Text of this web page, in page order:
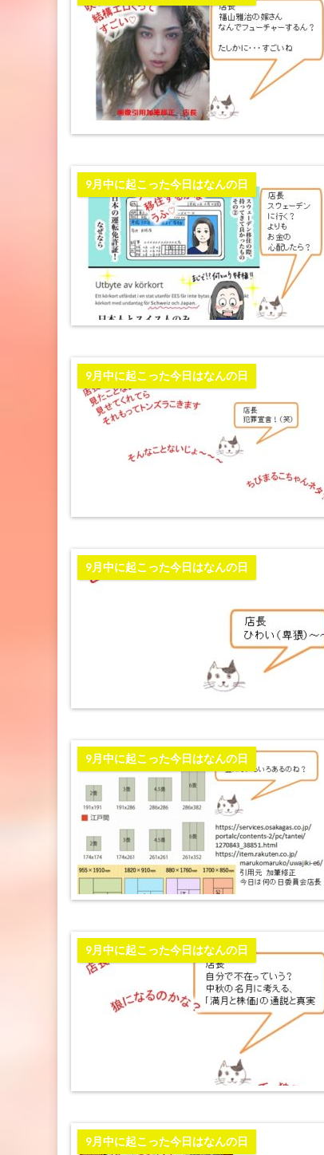
9月中に起こった今日はなんの日
9月中に起こった今日はなんの日
9月中に起こった今日はなんの日
9月中に起こった今日はなんの日
9月中に起こった今日はなんの日
9月中に起こった今日はなんの日